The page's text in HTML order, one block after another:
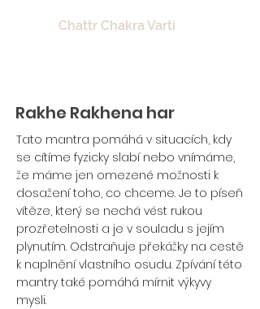
Chattr Chakra Varti
Rakhe Rakhena har
Tato mantra pomáhá v situacích, kdy
se cítíme fyzicky slabí nebo vnímáme,
že máme jen omezené možnosti k
dosažení toho, co chceme. Je to píseň
vítěze, který se nechá vést rukou
prozřetelnosti a je v souladu s jejím
plynutím. Odstraňuje překážky na cestě
k naplnění vlastního osudu. Zpívání této
mantry také pomáhá mírnit výkyvy
mysli.